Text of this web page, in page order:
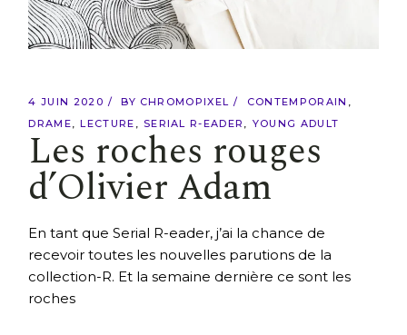
4 JUIN 2020 BY CHROMOPIXEL
CONTEMPORAIN
DRAME
LECTURE SERIAL R-EADER YOUNG ADULT
Les roches rouges
d’Olivier Adam
En tant que Serial R-eader, j’ai la chance de
recevoir toutes les nouvelles parutions de la
collection-R. Et la semaine dernière ce sont les
roches